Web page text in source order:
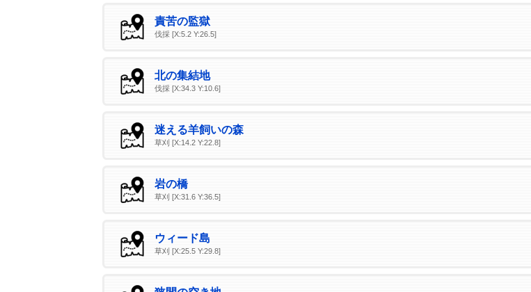
責苦の監獄
伐採 [X:5.2 Y:26.5]
北の集結地
伐採 [X:34.3 Y:10.6]
迷える羊飼いの森
草刈 [X:14.2 Y:22.8]
岩の橋
草刈 [X:31.6 Y:36.5]
ウィード島
草刈 [X:25.5 Y:29.8]